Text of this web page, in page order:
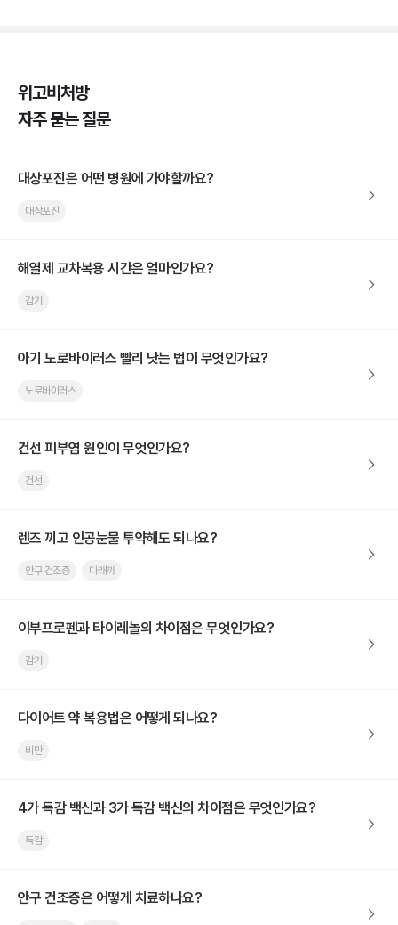
위고비처방
자주 묻는 질문
대상포진은 어떤 병원에 가야할까요?
대상포진
해열제 교차복용 시간은 얼마인가요?
감기
아기 노로바이러스 빨리 낫는 법이 무엇인가요?
노로바이러스
건선 피부염 원인이 무엇인가요?
건선
렌즈 끼고 인공눈물 투약해도 되나요?
안구 건조증 다래끼
이부프로펜과 타이레놀의 차이점은 무엇인가요?
감기
다이어트 약 복용법은 어떻게 되나요?
비만
4가 독감 백신과 3가 독감 백신의 차이점은 무엇인가요?
독감
안구 건조증은 어떻게 치료하나요?